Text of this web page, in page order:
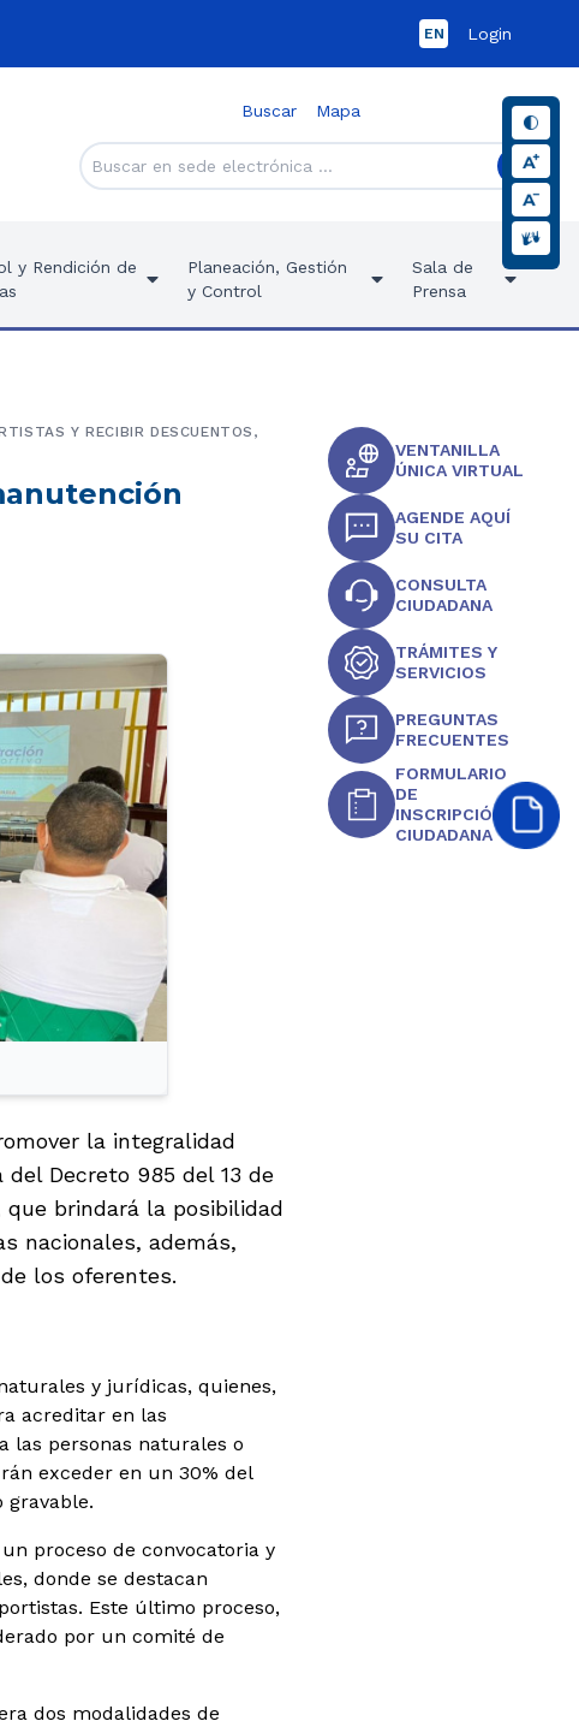
EN Login
Buscar Mapa
y Rendición de
Planeación, Gestión
y Control
Sala de
Prensa
Y RECIBIR DESCUENTOS,
la integralidad
Decreto 985 del 13 de
que brindará la posibilidad
nacionales, además,
los oferentes.
y jurídicas, quienes,
acreditar en las
las personas naturales o
exceder en un 30% del
gravable.
proceso de convocatoria y
donde se destacan
Este último proceso,
por un comité de
dos modalidades de
VENTANILLA
ÚNICA VIRTUAL
AGENDE AQUÍ
SU CITA
CONSULTA
CIUDADANA
TRÁMITES Y
SERVICIOS
PREGUNTAS
FRECUENTES
FORMULARIO
DE
INSCRIPCIÓN
CIUDADANA